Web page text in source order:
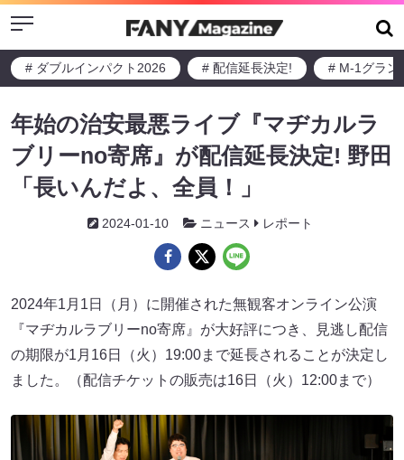
Menu
# ダブルインパクト2026 # 配信延長決定! # M-1グラン
年始の治安最悪ライブ『マヂカルラ
ブリーno寄席』が配信延長決定! 野田
「長いんだよ、全員！」
2024-01-10 ニュース レポート
2024年1月1日（月）に開催された無観客オンライン公演
『マヂカルラブリーno寄席』が大好評につき、見逃し配信
の期限が1月16日（火）19:00まで延長されることが決定し
ました。（配信チケットの販売は16日（火）12:00まで）